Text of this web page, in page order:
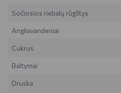
Sočiosios riebalų rūgštys
Angliavandeniai
Cukrus
Baltymai
Druska